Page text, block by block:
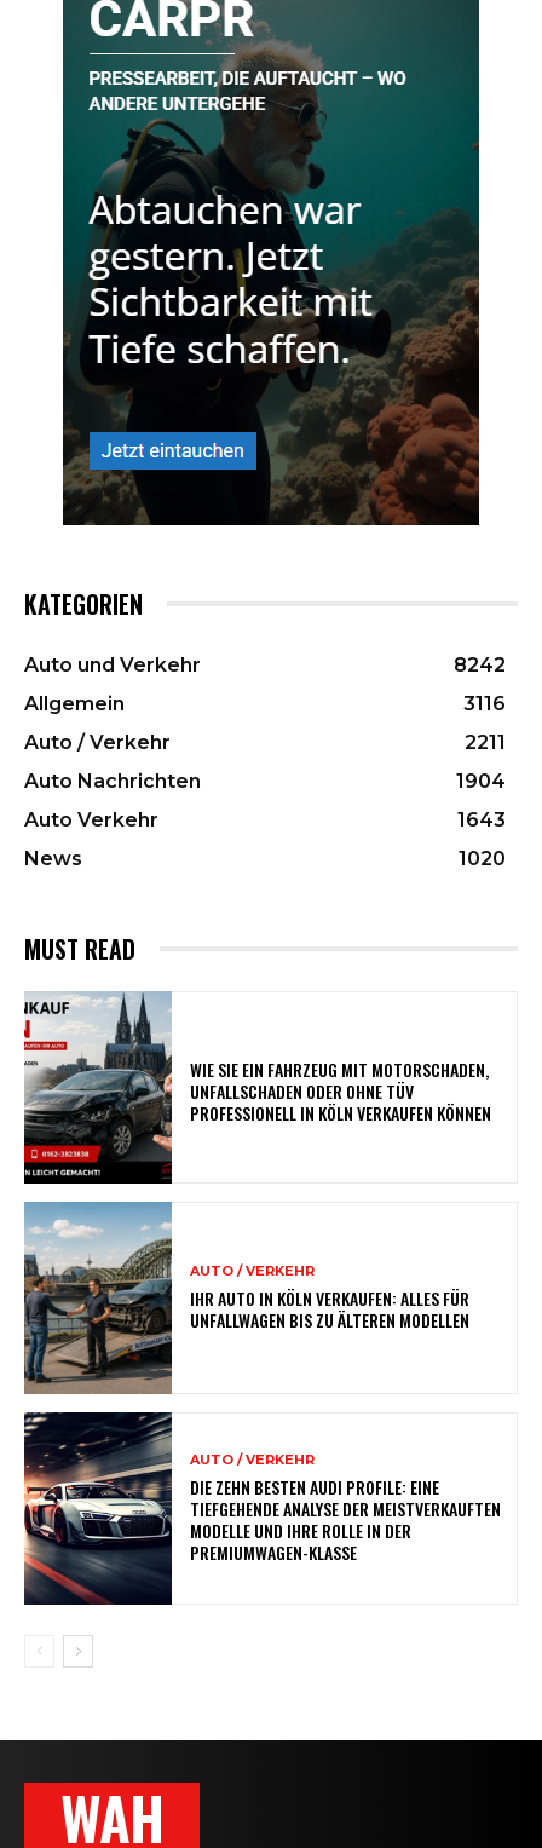
KATEGORIEN
Auto und Verkehr
8242
Allgemein
3116
Auto / Verkehr
2211
Auto Nachrichten
1904
Auto Verkehr
1643
News
1020
MUST READ
WIE SIE EIN FAHRZEUG MIT MOTORSCHADEN,
UNFALLSCHADEN ODER OHNE TÜV
PROFESSIONELL IN KÖLN VERKAUFEN KÖNNEN
AUTO / VERKEHR
IHR AUTO IN KÖLN VERKAUFEN: ALLES FÜR
UNFALLWAGEN BIS ZU ÄLTEREN MODELLEN
AUTO / VERKEHR
DIE ZEHN BESTEN AUDI PROFILE: EINE
TIEFGEHENDE ANALYSE DER MEISTVERKAUFTEN
MODELLE UND IHRE ROLLE IN DER
PREMIUMWAGEN-KLASSE
WAH